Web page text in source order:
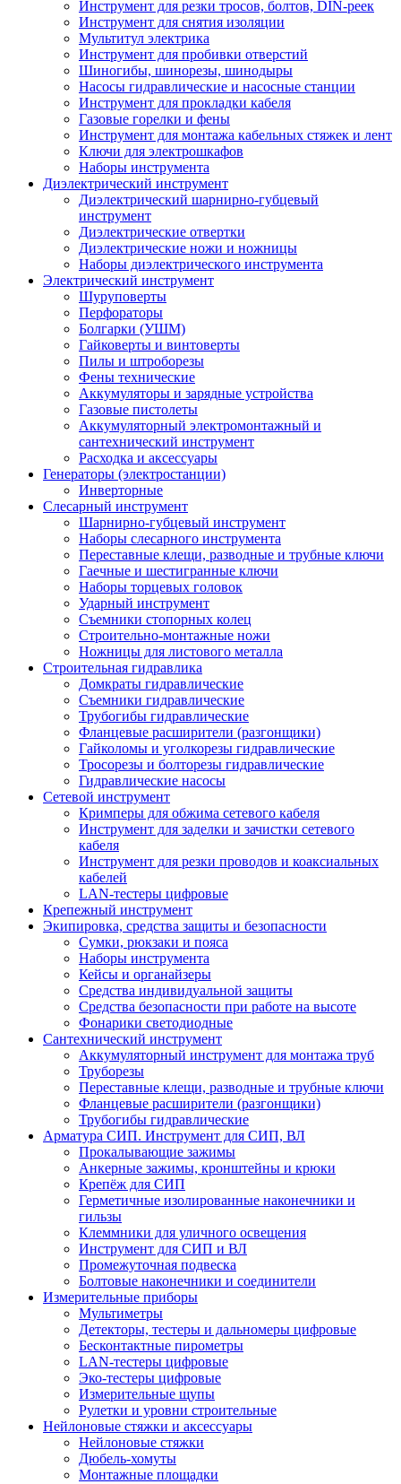
Инструмент для резки тросов, болтов, DIN-реек
Инструмент для снятия изоляции
Мультитул электрика
Инструмент для пробивки отверстий
Шиногибы, шинорезы, шинодыры
Насосы гидравлические и насосные станции
Инструмент для прокладки кабеля
Газовые горелки и фены
Инструмент для монтажа кабельных стяжек и лент
Ключи для электрошкафов
Наборы инструмента
Диэлектрический инструмент
Диэлектрический шарнирно-губцевый
инструмент
Диэлектрические отвертки
Диэлектрические ножи и ножницы
Наборы диэлектрического инструмента
Электрический инструмент
Шуруповерты
Перфораторы
Болгарки (УШМ)
Гайковерты и винтоверты
Пилы и штроборезы
Фены технические
Аккумуляторы и зарядные устройства
Газовые пистолеты
Аккумуляторный электромонтажный и
сантехнический инструмент
Расходка и аксессуары
Генераторы (электростанции)
Инверторные
Слесарный инструмент
Шарнирно-губцевый инструмент
Наборы слесарного инструмента
Переставные клещи, разводные и трубные ключи
Гаечные и шестигранные ключи
Наборы торцевых головок
Ударный инструмент
Съемники стопорных колец
Строительно-монтажные ножи
Ножницы для листового металла
Строительная гидравлика
Домкраты гидравлические
Съемники гидравлические
Трубогибы гидравлические
Фланцевые расширители (разгонщики)
Гайколомы и уголкорезы гидравлические
Тросорезы и болторезы гидравлические
Гидравлические насосы
Сетевой инструмент
Кримперы для обжима сетевого кабеля
Инструмент для заделки и зачистки сетевого
кабеля
Инструмент для резки проводов и коаксиальных
кабелей
LAN-тестеры цифровые
Крепежный инструмент
Экипировка, средства защиты и безопасности
Сумки, рюкзаки и пояса
Наборы инструмента
Кейсы и органайзеры
Средства индивидуальной защиты
Средства безопасности при работе на высоте
Фонарики светодиодные
Сантехнический инструмент
Аккумуляторный инструмент для монтажа труб
Труборезы
Переставные клещи, разводные и трубные ключи
Фланцевые расширители (разгонщики)
Трубогибы гидравлические
Арматура СИП. Инструмент для СИП, ВЛ
Прокалывающие зажимы
Анкерные зажимы, кронштейны и крюки
Крепёж для СИП
Герметичные изолированные наконечники и
гильзы
Клеммники для уличного освещения
Инструмент для СИП и ВЛ
Промежуточная подвеска
Болтовые наконечники и соединители
Измерительные приборы
Мультиметры
Детекторы, тестеры и дальномеры цифровые
Бесконтактные пирометры
LAN-тестеры цифровые
Эко-тестеры цифровые
Измерительные щупы
Рулетки и уровни строительные
Нейлоновые стяжки и аксессуары
Нейлоновые стяжки
Дюбель-хомуты
Монтажные площадки